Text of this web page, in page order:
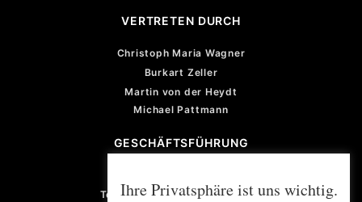
VERTRETEN DURCH
Christoph Maria Wagner
Burkart Zeller
Martin von der Heydt
Michael Pattmann
GESCHÄFTSFÜHRUNG
Telefon: +49 (0) 201 922 77 67
Ihre Privatsphäre ist uns wichtig.